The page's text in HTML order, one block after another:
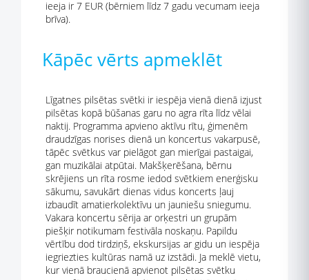
ieeja ir 7 EUR (bērniem līdz 7 gadu vecumam ieeja
brīva).
Kāpēc vērts apmeklēt
Līgatnes pilsētas svētki ir iespēja vienā dienā izjust
pilsētas kopā būšanas garu no agra rīta līdz vēlai
naktij. Programma apvieno aktīvu rītu, ģimenēm
draudzīgas norises dienā un koncertus vakarpusē,
tāpēc svētkus var pielāgot gan mierīgai pastaigai,
gan muzikālai atpūtai. Makšķerēšana, bērnu
skrējiens un rīta rosme iedod svētkiem enerģisku
sākumu, savukārt dienas vidus koncerts ļauj
izbaudīt amatierkolektīvu un jauniešu sniegumu.
Vakara koncertu sērija ar orķestri un grupām
piešķir notikumam festivāla noskaņu. Papildu
vērtību dod tirdziņš, ekskursijas ar gidu un iespēja
iegriezties kultūras namā uz izstādi. Ja meklē vietu,
kur vienā braucienā apvienot pilsētas svētku